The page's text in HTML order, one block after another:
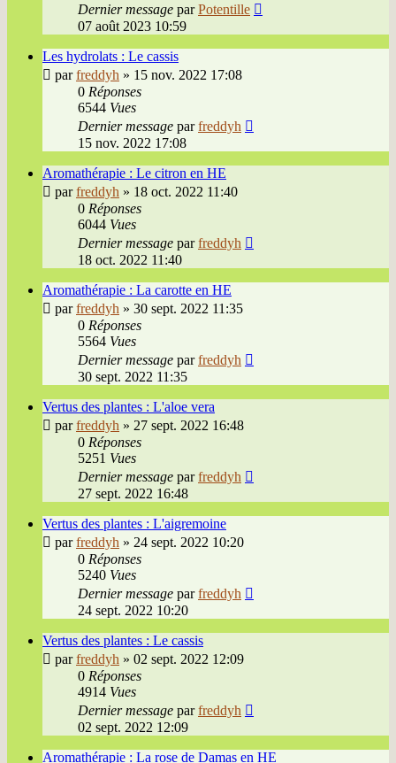
Dernier message parPotentille
07 août 2023 10:59
Les hydrolats : Le cassis
parfreddyh » 15 nov. 2022 17:08
0 Réponses
6544 Vues
Dernier message parfreddyh
15 nov. 2022 17:08
Aromathérapie : Le citron en HE
parfreddyh » 18 oct. 2022 11:40
0 Réponses
6044 Vues
Dernier message parfreddyh
18 oct. 2022 11:40
Aromathérapie : La carotte en HE
parfreddyh » 30 sept. 2022 11:35
0 Réponses
5564 Vues
Dernier message parfreddyh
30 sept. 2022 11:35
Vertus des plantes : L'aloe vera
parfreddyh » 27 sept. 2022 16:48
0 Réponses
5251 Vues
Dernier message parfreddyh
27 sept. 2022 16:48
Vertus des plantes : L'aigremoine
parfreddyh » 24 sept. 2022 10:20
0 Réponses
5240 Vues
Dernier message parfreddyh
24 sept. 2022 10:20
Vertus des plantes : Le cassis
parfreddyh » 02 sept. 2022 12:09
0 Réponses
4914 Vues
Dernier message parfreddyh
02 sept. 2022 12:09
Aromathérapie : La rose de Damas en HE